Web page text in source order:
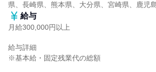
県、長崎県、熊本県、大分県、宮崎県、鹿児
給与
月給300,000円以上
給与詳細
※基本給・固定残業代の総額